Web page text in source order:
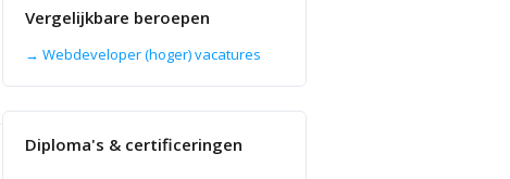
Vergelijkbare beroepen
→ Webdeveloper (hoger) vacatures
Diploma's & certificeringen